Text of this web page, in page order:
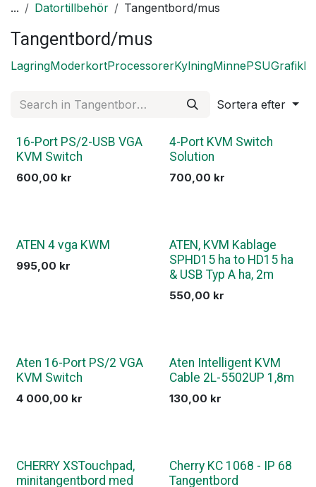
... Datortillbehör Tangentbord/mus
Tangentbord/mus
LagringModerkortProcessorerKylningMinnePSU
Sortera efter
16-Port PS/2-USB VGA
KVM Switch
600,00 kr
4-Port KVM Switch
Solution
700,00 kr
ATEN 4 vga KWM
995,00 kr
ATEN, KVM Kablage
SPHD15 ha to HD15 ha
& USB Typ A ha, 2m
550,00 kr
Aten 16-Port PS/2 VGA
KVM Switch
4 000,00 kr
Aten Intelligent KVM
Cable 2L-5502UP 1,8m
130,00 kr
CHERRY XSTouchpad,
minitangentbord med
Cherry KC 1068 - IP 68
Tangentbord